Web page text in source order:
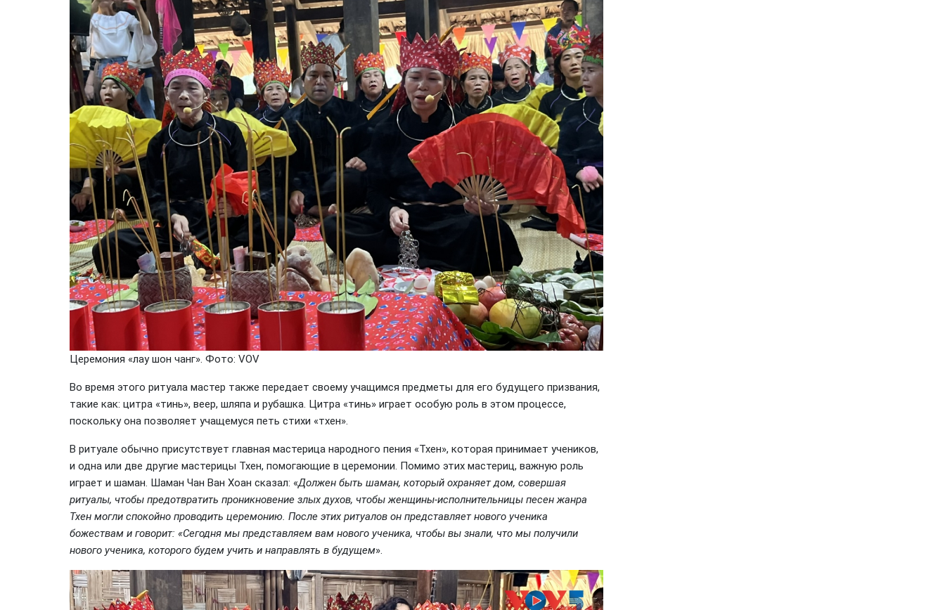
Церемония «лау шон чанг». Фото: VOV
Во время этого ритуала мастер также передает своему учащимся предметы для его будущего призвания,
такие как: цитра «тинь», веер, шляпа и рубашка. Цитра «тинь» играет особую роль в этом процессе,
поскольку она позволяет учащемуся петь стихи «тхен».
В ритуале обычно присутствует главная мастерица народного пения «Тхен», которая принимает учеников,
и одна или две другие мастерицы Тхен, помогающие в церемонии. Помимо этих мастериц, важную роль
играет и шаман. Шаман Чан Ван Хоан сказал: «Должен быть шаман, который охраняет дом, совершая
ритуалы, чтобы предотвратить проникновение злых духов, чтобы женщины-исполнительницы песен жанра
Тхен могли спокойно проводить церемонию. После этих ритуалов он представляет нового ученика
божествам и говорит: «Сегодня мы представляем вам нового ученика, чтобы вы знали, что мы получили
нового ученика, которого будем учить и направлять в будущем».